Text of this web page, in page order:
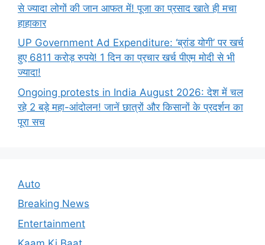
से ज्यादा लोगों की जान आफत में! पूजा का प्रसाद खाते ही मचा
हाहाकार
UP Government Ad Expenditure: ‘ब्रांड योगी’ पर खर्च
हुए 6811 करोड़ रुपये! 1 दिन का प्रचार खर्च पीएम मोदी से भी
ज्यादा!
Ongoing protests in India August 2026: देश में चल
रहे 2 बड़े महा-आंदोलन! जानें छात्रों और किसानों के प्रदर्शन का
पूरा सच
Auto
Breaking News
Entertainment